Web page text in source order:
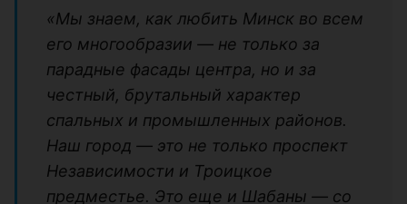
«Мы знаем, как любить Минск во всем
его многообразии — не только за
парадные фасады центра, но и за
честный, брутальный характер
спальных и промышленных районов.
Наш город — это не только проспект
Независимости и Троицкое
предместье. Это еще и Шабаны — со